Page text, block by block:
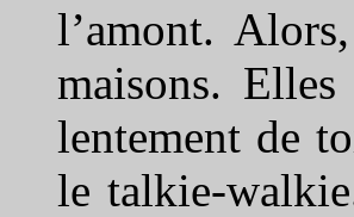
l’amont.
maisons.
lentement de
le talkie-